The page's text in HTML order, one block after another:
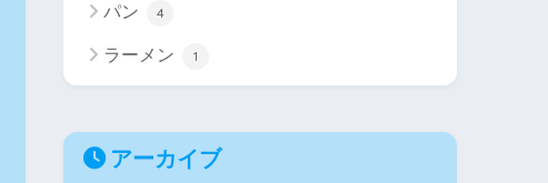
パン 4
ラーメン 1
アーカイブ